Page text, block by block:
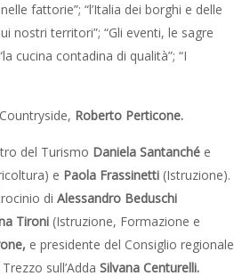
fattorie”; “l’Italia dei borghi e delle
nostri territori”; “Gli eventi, le sagre
cucina contadina di qualità”; “I
Roberto Perticone.
del Turismo Daniela Santanché e
e Paola Frassinetti (Istruzione).
di Alessandro Beduschi
Tironi (Istruzione, Formazione e
e presidente del Consiglio regionale
sull’Adda Silvana Centurelli.